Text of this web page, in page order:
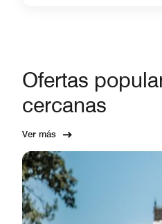
Ofertas
cercanas
Ver más